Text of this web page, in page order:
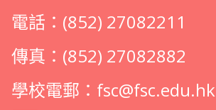
電話：(852) 27082211
傳真：(852) 27082882
學校電郵： fsc@fsc.edu.hk